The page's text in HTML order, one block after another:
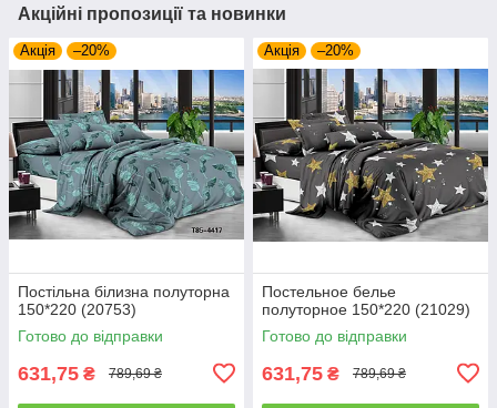
Акційні пропозиції та новинки
Акція –20%
Постільна білизна полуторна
150*220 (20753)
Готово до відправки
631,75 ₴ 789,69 ₴
Акція –20%
Постельное белье
полуторное 150*220 (21029)
Готово до відправки
631,75 ₴ 789,69 ₴